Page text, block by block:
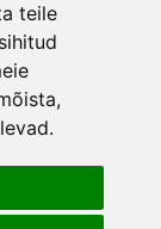
teile
8332 Helista
aadressil